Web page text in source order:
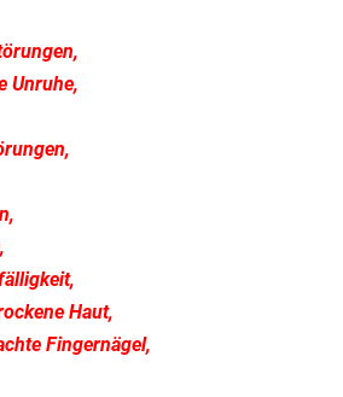
Unruhe,
Haut,
Fingernägel,